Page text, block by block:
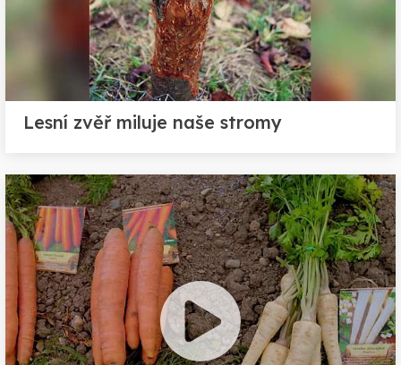
Lesní zvěř miluje naše stromy